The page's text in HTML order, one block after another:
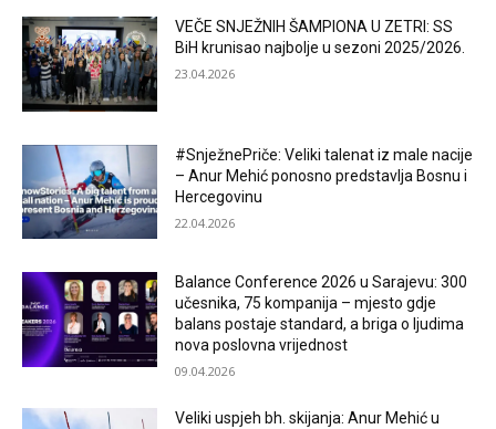
VEČE SNJEŽNIH ŠAMPIONA U ZETRI: SS
BiH krunisao najbolje u sezoni 2025/2026.
23.04.2026
#SnježnePriče: Veliki talenat iz male nacije
– Anur Mehić ponosno predstavlja Bosnu i
Hercegovinu
22.04.2026
Balance Conference 2026 u Sarajevu: 300
učesnika, 75 kompanija – mjesto gdje
balans postaje standard, a briga o ljudima
nova poslovna vrijednost
09.04.2026
Veliki uspjeh bh. skijanja: Anur Mehić u